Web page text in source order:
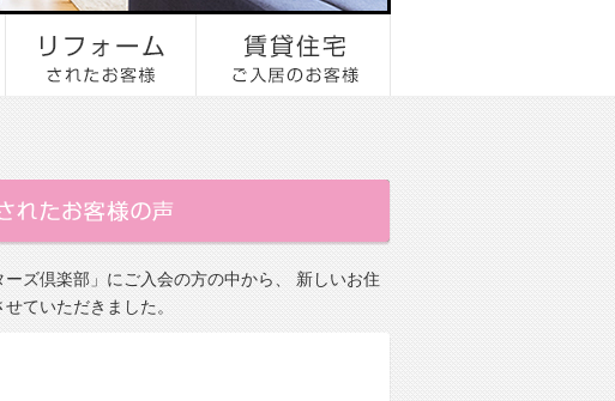
ズ倶楽部」にご入会の方の中から、 新しいお住
ていただきました。